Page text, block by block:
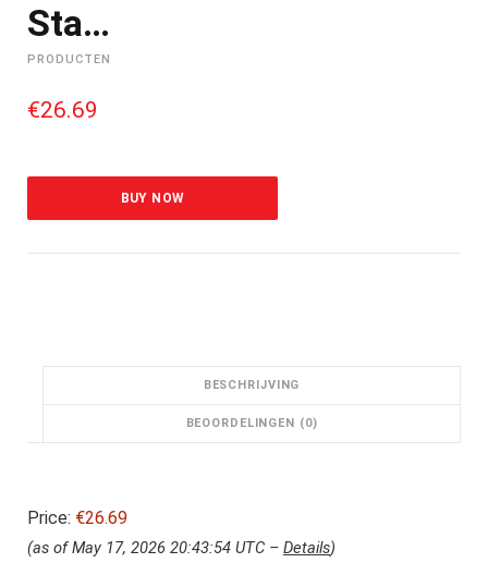
Sta…
PRODUCTEN
€26.69
BUY NOW
BESCHRIJVING
BEOORDELINGEN (0)
Price: €26.69
(as of May 17, 2026 20:43:54 UTC – Details)